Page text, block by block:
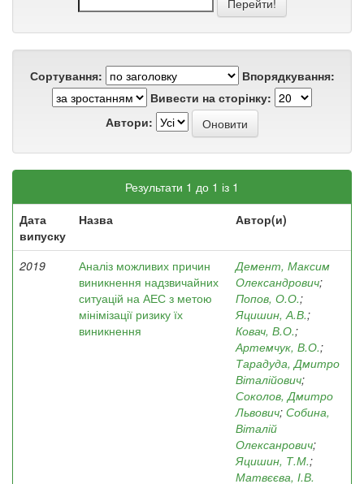
Сортування:
Впорядкування:
Вивести на сторінку:
Автори:
Результати 1 до 1 із 1
Дата
випуску
Назва Автор(и)
2019
Аналіз можливих причин
виникнення надзвичайних
ситуацій на АЕС з метою
мінімізації ризику їх
виникнення
Демент, Максим
Олександрович;
Попов, О.О.;
Яцишин, А.В.;
Ковач, В.О.;
Артемчук, В.О.;
Тарадуда, Дмитро
Віталійович;
Соколов, Дмитро
Львович; Собина,
Віталій
Олексанрович;
Яцишин, Т.М.;
Матвєєва, І.В.